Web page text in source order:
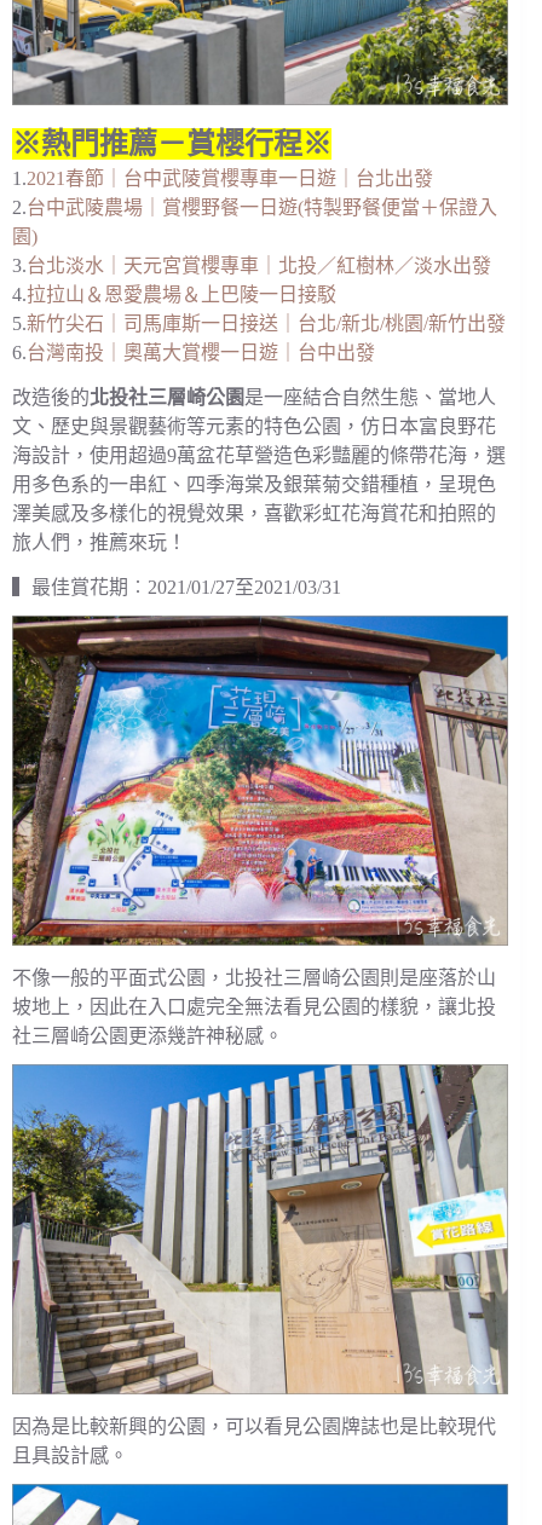
※熱門推薦－賞櫻行程※
1.2021春節｜台中武陵賞櫻專車一日遊｜台北出發
2.台中武陵農場｜賞櫻野餐一日遊(特製野餐便當＋保證入
園)
3.台北淡水｜天元宮賞櫻專車｜北投／紅樹林／淡水出發
4.拉拉山＆恩愛農場＆上巴陵一日接駁
5.新竹尖石｜司馬庫斯一日接送｜台北/新北/桃園/新竹出發
6.台灣南投｜奧萬大賞櫻一日遊｜台中出發
改造後的北投社三層崎公園是一座結合自然生態、當地人
文、歷史與景觀藝術等元素的特色公園，仿日本富良野花
海設計，使用超過9萬盆花草營造色彩豔麗的條帶花海，選
用多色系的一串紅、四季海棠及銀葉菊交錯種植，呈現色
澤美感及多樣化的視覺效果，喜歡彩虹花海賞花和拍照的
旅人們，推薦來玩！
▍最佳賞花期︰2021/01/27至2021/03/31
不像一般的平面式公園，北投社三層崎公園則是座落於山
坡地上，因此在入口處完全無法看見公園的樣貌，讓北投
社三層崎公園更添幾許神秘感。
因為是比較新興的公園，可以看見公園牌誌也是比較現代
且具設計感。